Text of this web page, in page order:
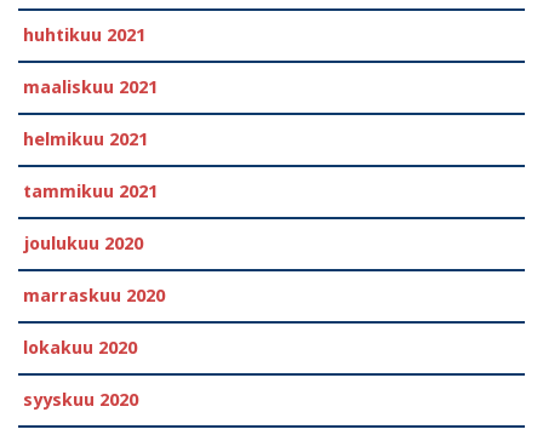
huhtikuu 2021
maaliskuu 2021
helmikuu 2021
tammikuu 2021
joulukuu 2020
marraskuu 2020
lokakuu 2020
syyskuu 2020